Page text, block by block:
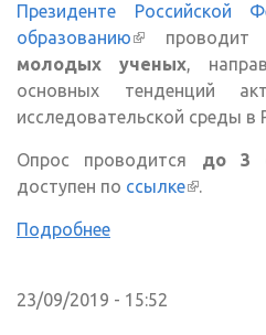
Президенте Российской
образованию(внешняя
проводит
молодых ученых,
основных тенденций
исследовательской среды в
Опрос проводится до 3
доступен по ссылке(внешняя
.
Подробнее
23/09/2019 - 15:52